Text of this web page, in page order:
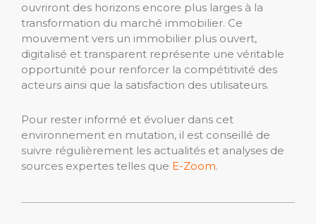
ouvriront des horizons encore plus larges à la
transformation du marché immobilier. Ce
mouvement vers un immobilier plus ouvert,
digitalisé et transparent représente une véritable
opportunité pour renforcer la compétitivité des
acteurs ainsi que la satisfaction des utilisateurs.
Pour rester informé et évoluer dans cet
environnement en mutation, il est conseillé de
suivre régulièrement les actualités et analyses de
sources expertes telles que E-Zoom.